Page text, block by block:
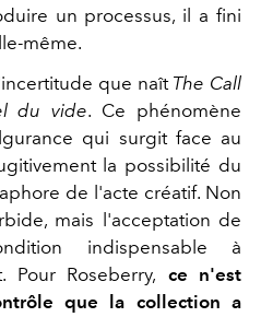
un processus, il a fini
même.
que naît The Call
du vide. Ce phénomène
qui surgit face au
la possibilité du
de l'acte créatif. Non
mais l'acceptation de
indispensable à
Pour Roseberry, ce n'est
que la collection a